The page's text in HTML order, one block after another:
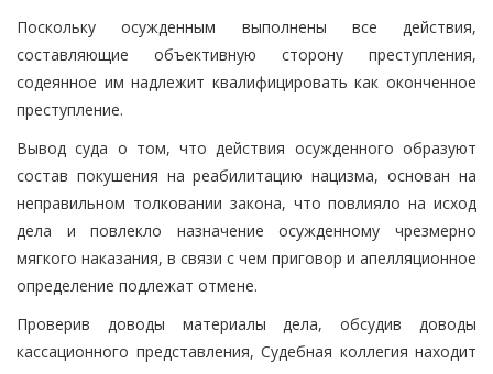
Поскольку осужденным выполнены все действия,
составляющие объективную сторону преступления,
содеянное им надлежит квалифицировать как оконченное
преступление.
Вывод суда о том, что действия осужденного образуют
состав покушения на реабилитацию нацизма, основан на
неправильном толковании закона, что повлияло на исход
дела и повлекло назначение осужденному чрезмерно
мягкого наказания, в связи с чем приговор и апелляционное
определение подлежат отмене.
Проверив доводы материалы дела, обсудив доводы
кассационного представления, Судебная коллегия находит